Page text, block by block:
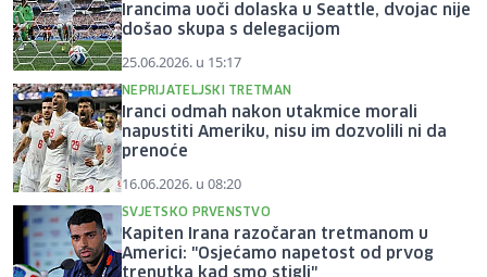
Irancima uoči dolaska u Seattle, dvojac nije
došao skupa s delegacijom
25.06.2026. u 15:17
NEPRIJATELJSKI TRETMAN
Iranci odmah nakon utakmice morali
napustiti Ameriku, nisu im dozvolili ni da
prenoće
16.06.2026. u 08:20
SVJETSKO PRVENSTVO
Kapiten Irana razočaran tretmanom u
Americi: "Osjećamo napetost od prvog
trenutka kad smo stigli"